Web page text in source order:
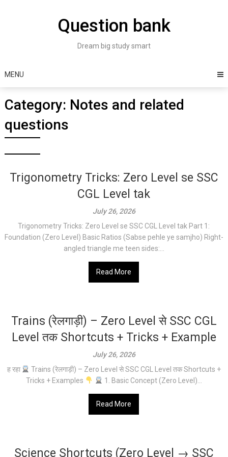
Question bank
Dream big study smart
MENU
Category: Notes and related
questions
Trigonometry Tricks: Zero Level se SSC
CGL Level tak
July 26, 2026
Trigonometry Tricks: Zero Level se SSC CGL Level tak Part 1:
Foundation (Zero Level) Basic Ratios (Sabse pehle ye samjho) Right-
angled triangle me teen sides:...
Read More
Trains (रेलगाड़ी) – Zero Level से SSC CGL
Level तक Shortcuts + Tricks + Example
July 26, 2026
ह रहा
Trains (रेलगाड़ी) – Zero Level से SSC CGL Level तक Shortcuts +
Tricks + Examples
1. Basic Concept (Zero Level)...
Read More
Science Shortcuts (Zero Level → SSC